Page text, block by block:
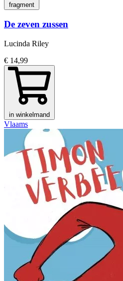
fragment
De zeven zussen
Lucinda Riley
€ 14,99
in winkelmand
Vlaams